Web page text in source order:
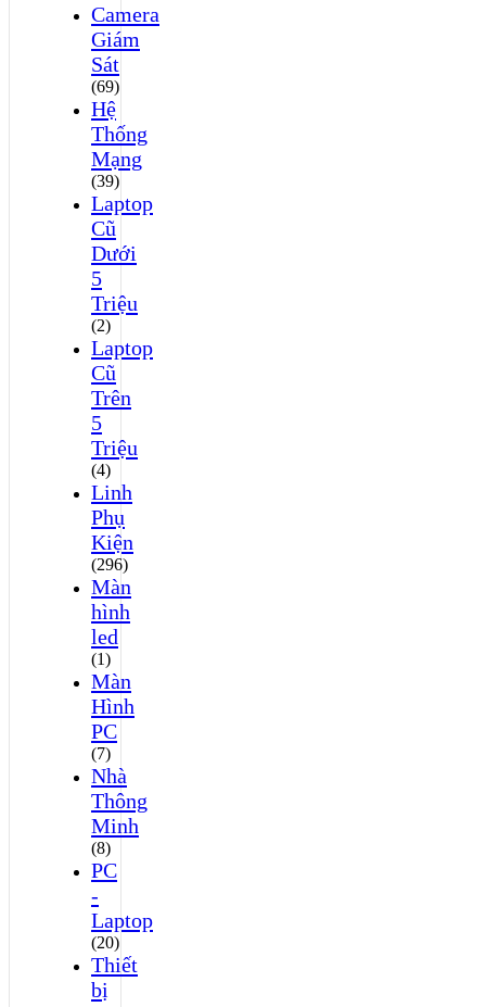
Camera
Giám
Sát
(69)
Hệ
Thống
Mạng
(39)
Laptop
Cũ
Dưới
5
Triệu
(2)
Laptop
Cũ
Trên
5
Triệu
(4)
Linh
Phụ
Kiện
(296)
Màn
hình
led
(1)
Màn
Hình
PC
(7)
Nhà
Thông
Minh
(8)
PC
-
Laptop
(20)
Thiết
bị